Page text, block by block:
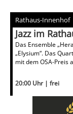
Rathaus-Innenhof
Jazz im
Das Ensemble
„Elysium“. Das
mit dem OSA-Preis
20:00 Uhr | frei